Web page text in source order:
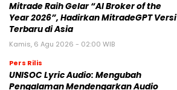
Mitrade Raih Gelar “AI Broker of the
Year 2026”, Hadirkan MitradeGPT Versi
Terbaru di Asia
Kamis, 6 Agu 2026 - 02:00 WIB
Pers Rilis
UNISOC Lyric Audio: Mengubah
Pengalaman Mendengarkan Audio